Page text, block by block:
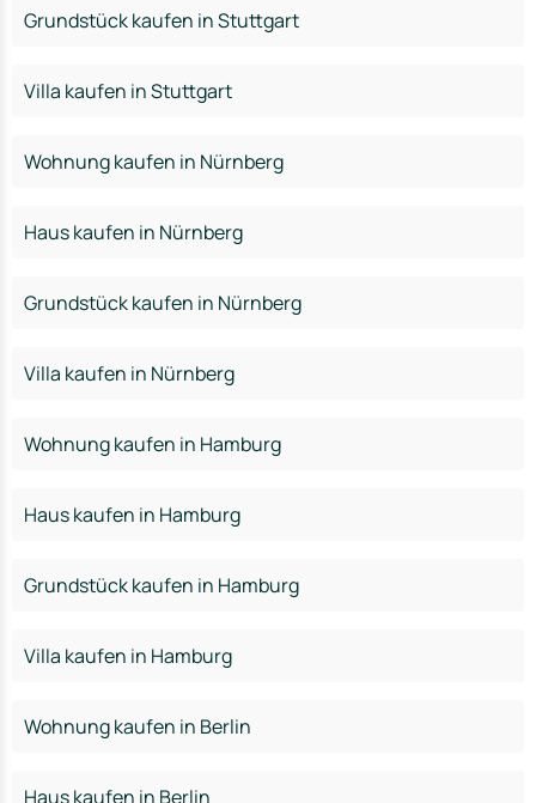
Grundstück kaufen in Stuttgart
Villa kaufen in Stuttgart
Wohnung kaufen in Nürnberg
Haus kaufen in Nürnberg
Grundstück kaufen in Nürnberg
Villa kaufen in Nürnberg
Wohnung kaufen in Hamburg
Haus kaufen in Hamburg
Grundstück kaufen in Hamburg
Villa kaufen in Hamburg
Wohnung kaufen in Berlin
Haus kaufen in Berlin